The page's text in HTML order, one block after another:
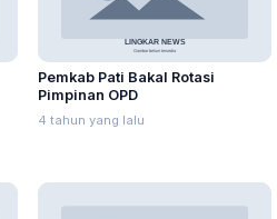
Pemkab Pati Bakal Rotasi
Pimpinan OPD
4 tahun yang lalu